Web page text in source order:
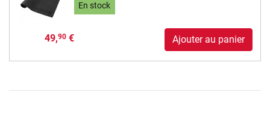
En stock
49,90€ Ajouter au panier